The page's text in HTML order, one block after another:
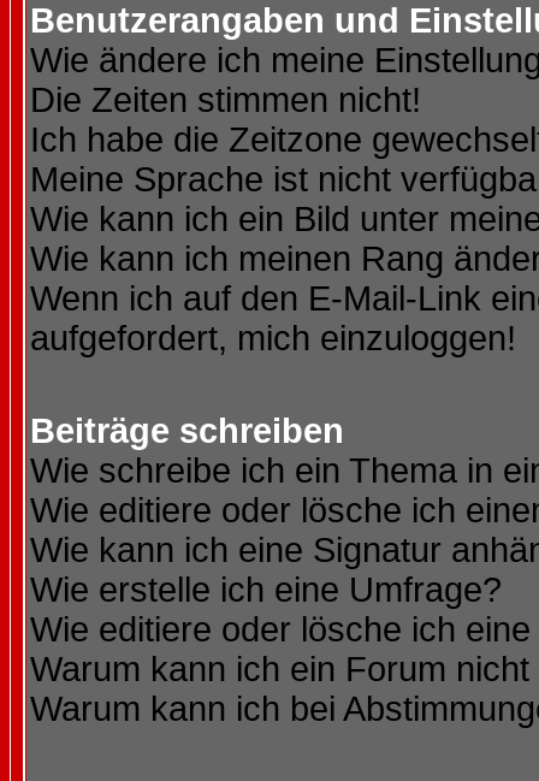
Benutzerangaben und
Wie ändere ich meine
Die Zeiten stimmen nicht!
Ich habe die Zeitzone
Meine Sprache ist nicht
Wie kann ich ein Bild unter
Wie kann ich meinen Rang
Wenn ich auf den E-Mail-Link
aufgefordert, mich einzuloggen!
Beiträge schreiben
Wie schreibe ich ein Thema in
Wie editiere oder lösche ich
Wie kann ich eine Signatur
Wie erstelle ich eine Umfrage?
Wie editiere oder lösche ich
Warum kann ich ein Forum
Warum kann ich bei